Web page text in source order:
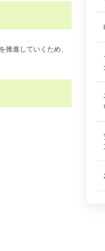
進していくため、